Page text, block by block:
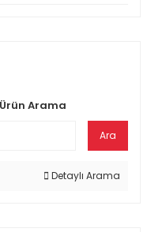
Ürün Arama
Ara
Detaylı Arama